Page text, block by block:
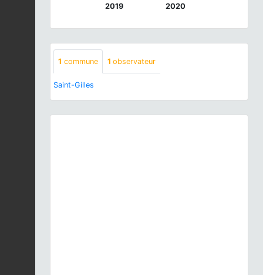
2019 2020
1 commune 1 observateur
Saint-Gilles